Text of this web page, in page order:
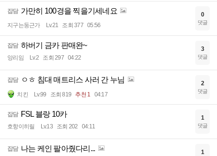
잡담 가만히 100경을 찍을기세네요
지구는둥근가 Lv.21 조회 377 05:56
0
댓글
잡담 하버기 금카 판매완~
앙리임 Lv.2 조회 297 04:22
3
댓글
잡담 ㅇㅎ 침대 매트리스 사러 간 누님
치킨 Lv.99 조회 819 추천 1 04:17
2
댓글
잡담 FSL 블랑 10카
호항이히릴 Lv.13 조회 202 04:11
1
댓글
잡담 나는 케인 팔아줬다리... 1